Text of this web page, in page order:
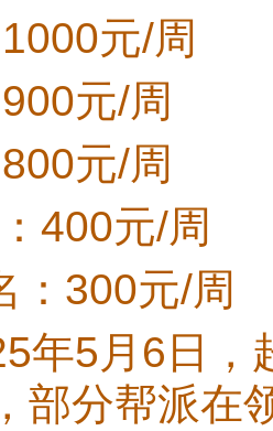
元/周
元/周
元/周
400元/周
：300元/周
年5月6日，
部分帮派在